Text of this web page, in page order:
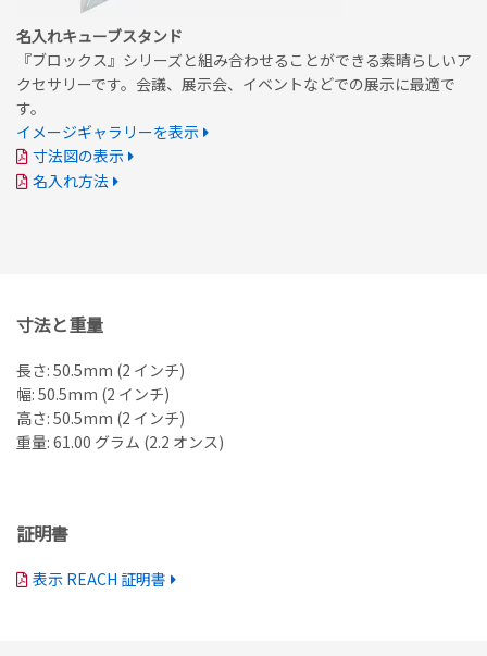
名入れキューブスタンド
『ブロックス』シリーズと組み合わせることができる素晴らしいア
クセサリーです。会議、展示会、イベントなどでの展示に最適で
す。
イメージギャラリーを表示
寸法図の表示
名入れ方法
寸法と重量
長さ: 50.5mm (2 インチ)
幅: 50.5mm (2 インチ)
高さ: 50.5mm (2 インチ)
重量: 61.00 グラム (2.2 オンス)
証明書
表示 REACH 証明書